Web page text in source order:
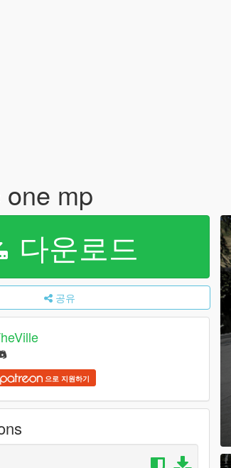
mp
다운로드
공유
으로 지원하기